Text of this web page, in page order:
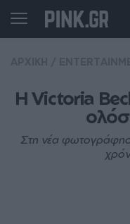
H Victoria
Στη νέα